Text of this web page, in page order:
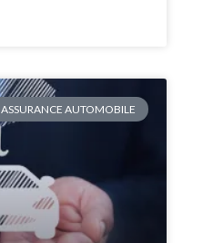
ASSURANCE AUTOMOBILE